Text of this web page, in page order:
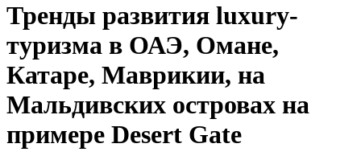
Тренды развития luxury-
туризма в ОАЭ, Омане,
Катаре, Маврикии, на
Мальдивских островах на
примере Desert Gate